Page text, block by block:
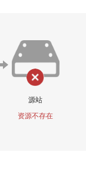
源站
资源不存在